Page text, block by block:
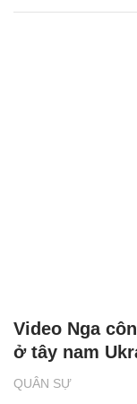
QUÂN SỰ
Video Nga
ở tây nam